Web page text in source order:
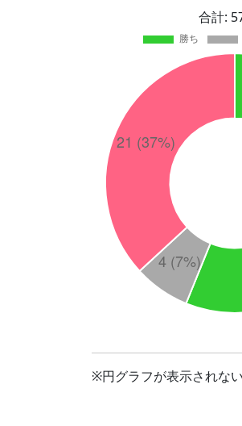
合計:
※円グラフが表示されな